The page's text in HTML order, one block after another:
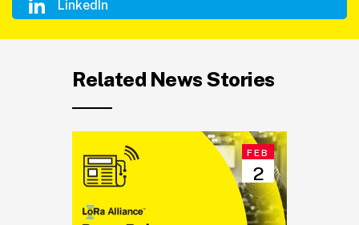
LinkedIn
Related News Stories
FEB
2